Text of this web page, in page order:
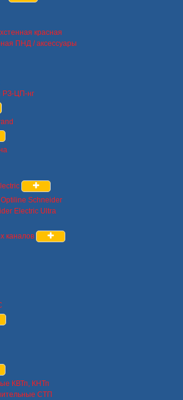
красная
ПНД / аксессуары
РЗ-ЦП-нг
Schneider
Electric Ultra
каналов
КВТп, КНТп
СТП